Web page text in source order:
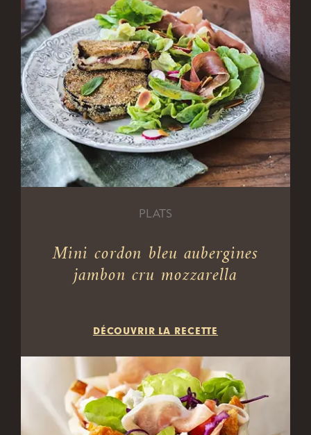
PLATS
Mini cordon bleu aubergines
jambon cru mozzarella
DÉCOUVRIR LA RECETTE